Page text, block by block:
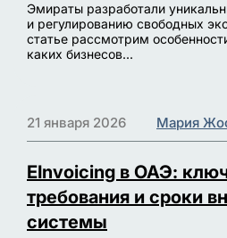
Эмираты разработали
и регулированию свободных
статье рассмотрим
каких бизнесов...
21 января 2026 Мария
EInvoicing в ОАЭ:
требования и сроки
системы